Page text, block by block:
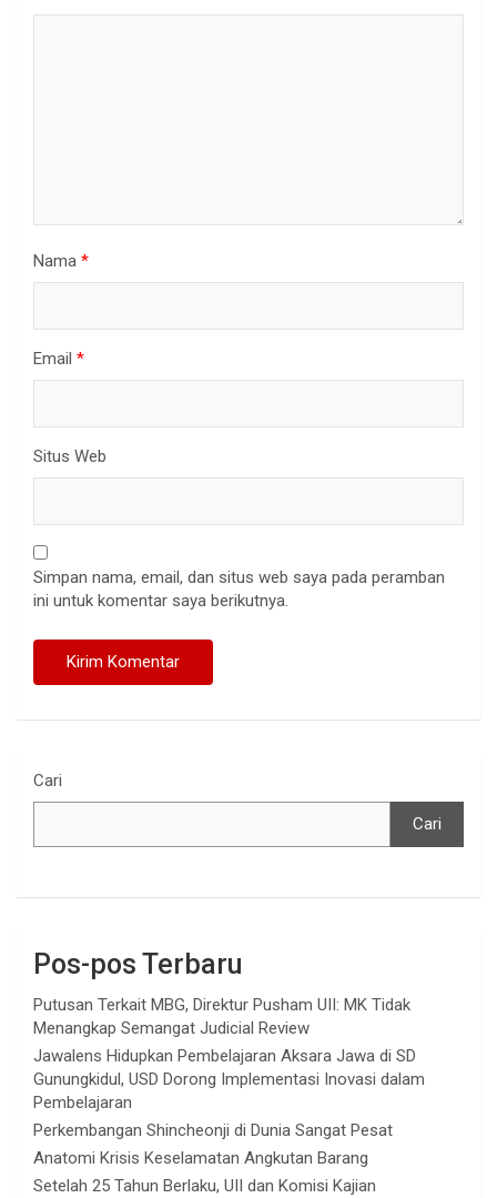
Nama *
Email *
Situs Web
Simpan nama, email, dan situs web saya pada peramban
ini untuk komentar saya berikutnya.
Cari
Cari
Pos-pos Terbaru
Putusan Terkait MBG, Direktur Pusham UII: MK Tidak
Menangkap Semangat Judicial Review
Jawalens Hidupkan Pembelajaran Aksara Jawa di SD
Gunungkidul, USD Dorong Implementasi Inovasi dalam
Pembelajaran
Perkembangan Shincheonji di Dunia Sangat Pesat
Anatomi Krisis Keselamatan Angkutan Barang
Setelah 25 Tahun Berlaku, UII dan Komisi Kajian